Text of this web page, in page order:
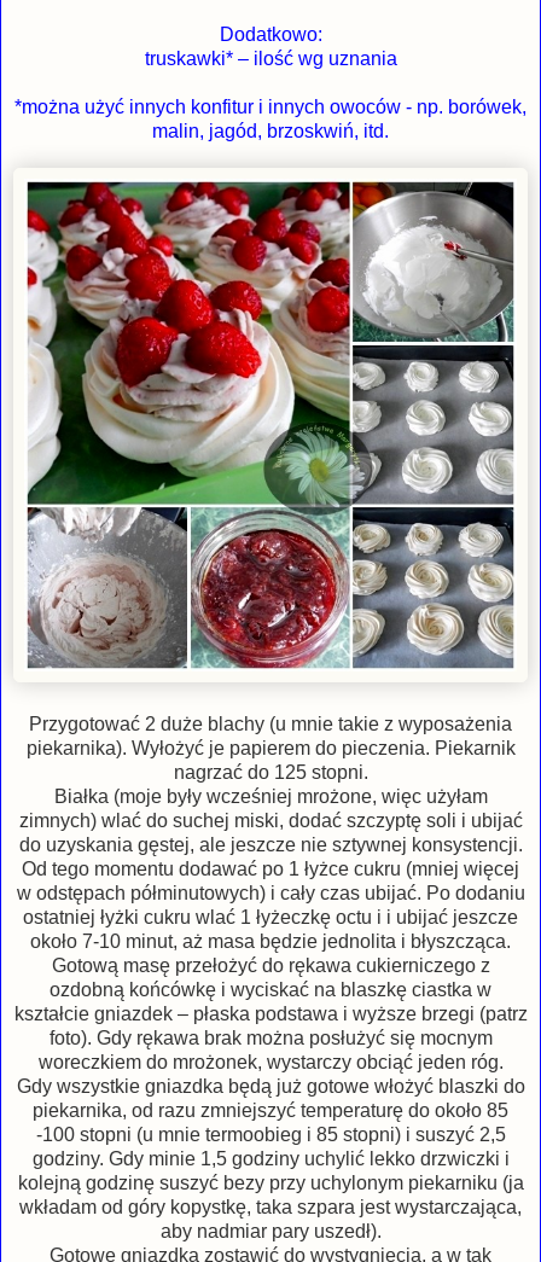
Dodatkowo:
truskawki* – ilość wg uznania
*można użyć innych konfitur i innych owoców - np. borówek,
malin, jagód, brzoskwiń, itd.
Przygotować 2 duże blachy (u mnie takie z wyposażenia
piekarnika). Wyłożyć je papierem do pieczenia. Piekarnik
nagrzać do 125 stopni.
Białka (moje były wcześniej mrożone, więc użyłam
zimnych) wlać do suchej miski, dodać szczyptę soli i ubijać
do uzyskania gęstej, ale jeszcze nie sztywnej konsystencji.
Od tego momentu dodawać po 1 łyżce cukru (mniej więcej
w odstępach półminutowych) i cały czas ubijać. Po dodaniu
ostatniej łyżki cukru wlać 1 łyżeczkę octu i i ubijać jeszcze
około 7-10 minut, aż masa będzie jednolita i błyszcząca.
Gotową masę przełożyć do rękawa cukierniczego z
ozdobną końcówkę i wyciskać na blaszkę ciastka w
kształcie gniazdek – płaska podstawa i wyższe brzegi (patrz
foto). Gdy rękawa brak można posłużyć się mocnym
woreczkiem do mrożonek, wystarczy obciąć jeden róg.
Gdy wszystkie gniazdka będą już gotowe włożyć blaszki do
piekarnika, od razu zmniejszyć temperaturę do około 85
-100 stopni (u mnie termoobieg i 85 stopni) i suszyć 2,5
godziny. Gdy minie 1,5 godziny uchylić lekko drzwiczki i
kolejną godzinę suszyć bezy przy uchylonym piekarniku (ja
wkładam od góry kopystkę, taka szpara jest wystarczająca,
aby nadmiar pary uszedł).
Gotowe gniazdka zostawić do wystygnięcia, a w tak